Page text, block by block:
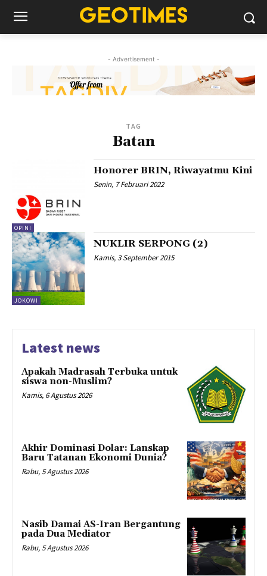
- Advertisement -
TAG
Batan
OPINI
Honorer BRIN, Riwayatmu Kini
Senin, 7 Februari 2022
JOKOWI
NUKLIR SERPONG (2)
Kamis, 3 September 2015
Latest news
Apakah Madrasah Terbuka untuk
siswa non-Muslim?
Kamis, 6 Agustus 2026
Akhir Dominasi Dolar: Lanskap
Baru Tatanan Ekonomi Dunia?
Rabu, 5 Agustus 2026
Nasib Damai AS-Iran Bergantung
pada Dua Mediator
Rabu, 5 Agustus 2026